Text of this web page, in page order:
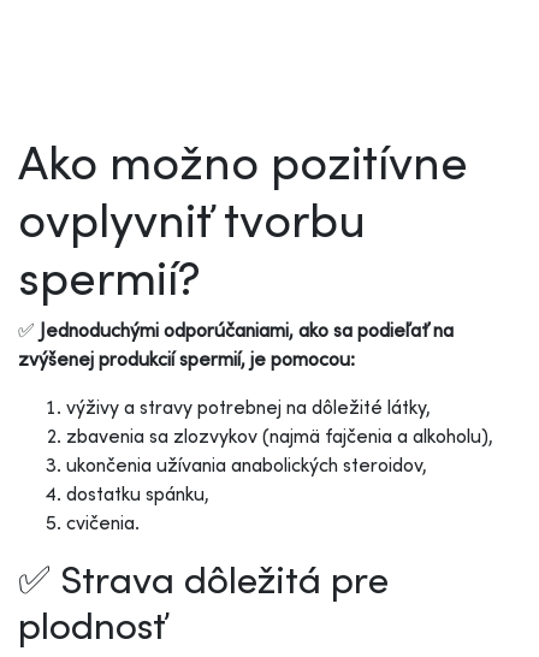
Ako možno pozitívne
ovplyvniť tvorbu
spermií?
✅ Jednoduchými odporúčaniami, ako sa podieľať na
zvýšenej produkcií spermií, je pomocou:
výživy a stravy potrebnej na dôležité látky,
zbavenia sa zlozvykov (najmä fajčenia a alkoholu),
ukončenia užívania anabolických steroidov,
dostatku spánku,
cvičenia.
✅ Strava dôležitá pre
plodnosť